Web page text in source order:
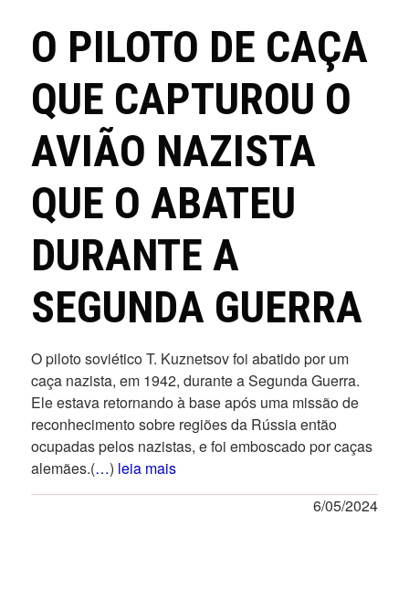
O PILOTO DE CAÇA
QUE CAPTUROU O
AVIÃO NAZISTA
QUE O ABATEU
DURANTE A
SEGUNDA GUERRA
O piloto soviético T. Kuznetsov foi abatido por um
caça nazista, em 1942, durante a Segunda Guerra.
Ele estava retornando à base após uma missão de
reconhecimento sobre regiões da Rússia então
ocupadas pelos nazistas, e foi emboscado por caças
alemães.(…) leia mais
6/05/2024